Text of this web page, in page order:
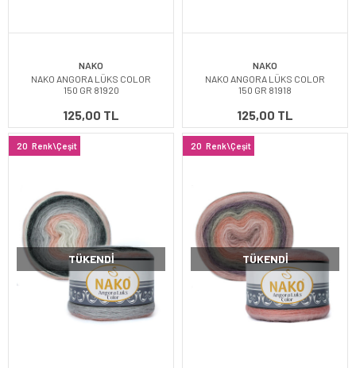
NAKO
NAKO ANGORA LÜKS COLOR
150 GR 81920
125,00 TL
NAKO
NAKO ANGORA LÜKS COLOR
150 GR 81918
125,00 TL
20 Renk\Çeşit
TÜKENDI
20 Renk\Çeşit
TÜKENDI